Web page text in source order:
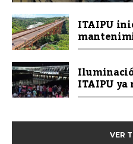
ITAIPU
ITAIPU ya
VER